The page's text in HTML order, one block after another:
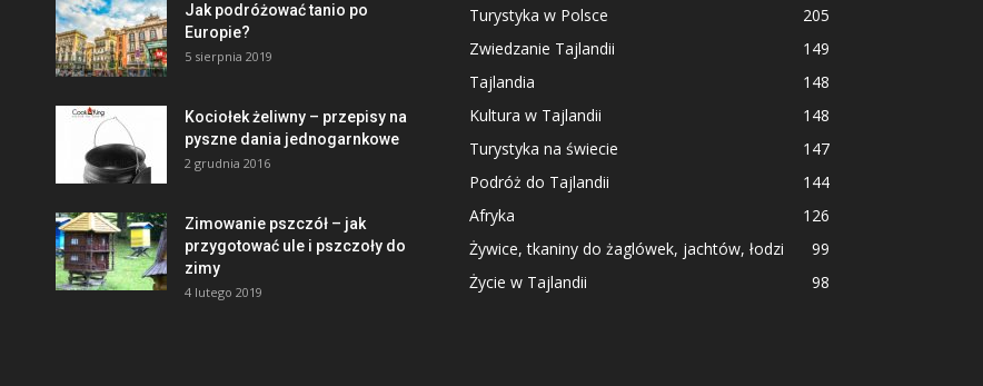
Jak podróżować tanio po
Europie?
5 sierpnia 2019
Kociołek żeliwny – przepisy na
pyszne dania jednogarnkowe
2 grudnia 2016
Zimowanie pszczół – jak
przygotować ule i pszczoły do
zimy
4 lutego 2019
Turystyka w Polsce
205
Zwiedzanie Tajlandii
149
Tajlandia
148
Kultura w Tajlandii
148
Turystyka na świecie
147
Podróż do Tajlandii
144
Afryka
126
Żywice, tkaniny do żaglówek, jachtów, łodzi
99
Życie w Tajlandii
98